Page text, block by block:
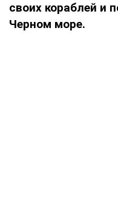
своих кораблей и
Черном море.